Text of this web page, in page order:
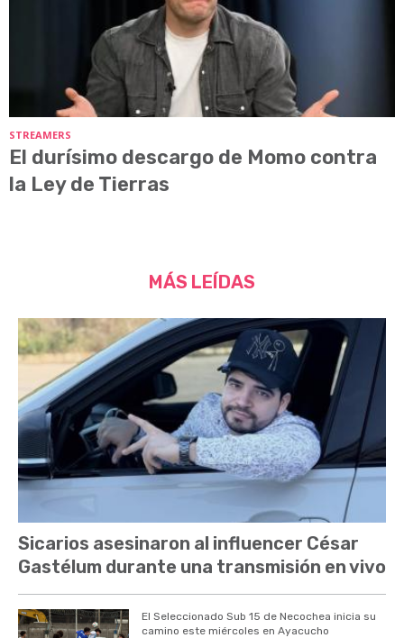
STREAMERS
El durísimo descargo de Momo contra
la Ley de Tierras
MÁS LEÍDAS
Sicarios asesinaron al influencer César
Gastélum durante una transmisión en vivo
El Seleccionado Sub 15 de Necochea inicia su
camino este miércoles en Ayacucho